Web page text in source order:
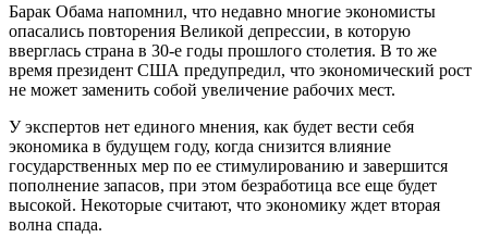
Барак Обама напомнил, что недавно многие экономисты
опасались повторения Великой депрессии, в которую
вверглась страна в 30-е годы прошлого столетия. В то же
время президент США предупредил, что экономический рост
не может заменить собой увеличение рабочих мест.
У экспертов нет единого мнения, как будет вести себя
экономика в будущем году, когда снизится влияние
государственных мер по ее стимулированию и завершится
пополнение запасов, при этом безработица все еще будет
высокой. Некоторые считают, что экономику ждет вторая
волна спада.